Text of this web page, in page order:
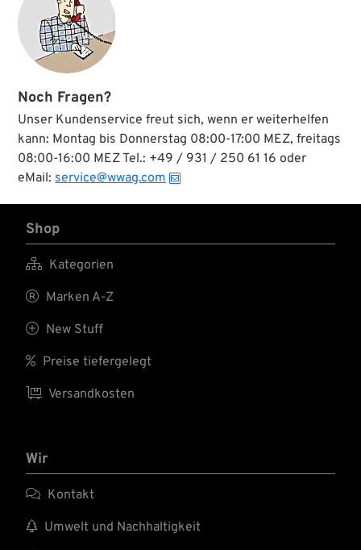
Noch Fragen?
Unser Kundenservice freut sich, wenn er weiterhelfen
kann: Montag bis Donnerstag 08:00-17:00 MEZ, freitags
08:00-16:00 MEZ Tel.: +49 / 931 / 250 61 16 oder
eMail:service@wwag.com
Shop
 Kategorien
 Marken A-Z
 New Stuff
 Preise tiefergelegt
 Versandkosten
Wir
 Kontakt
 Umwelt und Nachhaltigkeit